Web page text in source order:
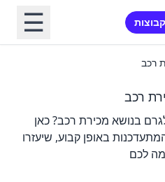
☰
רכב
רכב
בנושא מכירת רכב? כאן
באופן קבוע, שיעזרו
לכם